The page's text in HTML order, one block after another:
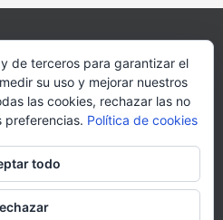
ASOCIACION
VIDEOS BLOG
WEBS Y MULTIMEDIA
de terceros para garantizar el
su uso y mejorar nuestros
las cookies, rechazar las no
preferencias. Política de cookies
todo